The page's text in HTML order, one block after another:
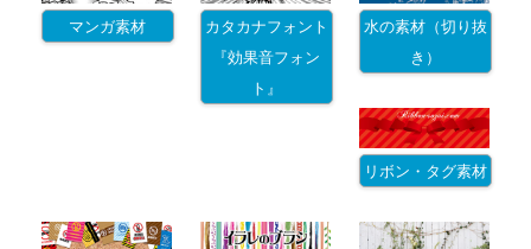
マンガ素材
カタカナフォント
『効果音フォン
ト』
水の素材（切り抜
き）
リボン・タグ素材